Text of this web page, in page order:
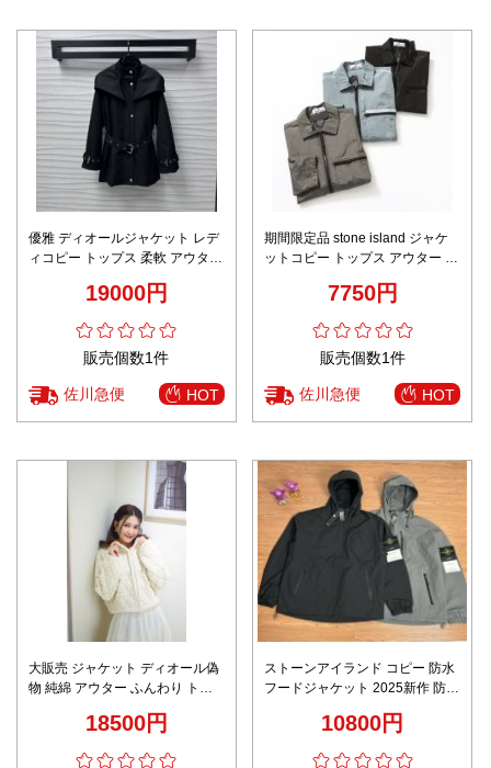
優雅 ディオールジャケット レデ
ィコピー トップス 柔軟 アウター
19000円
販売個数1件
佐川急便 HOT
期間限定品 stone island ジャケ
ットコピー トップス アウター ナ
7750円
販売個数1件
佐川急便 HOT
大販売 ジャケット ディオール偽
物 純綿 アウター ふんわり トッ
18500円
ストーンアイランド コピー 防水
フードジャケット 2025新作 防水
秀 圧倒的な再現度 ユーザー満足
10800円